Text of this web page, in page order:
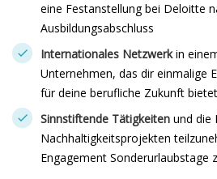
eine Festanstellung bei Deloitte
Ausbildungsabschluss
Internationales Netzwerkin
Unternehmen, das dir einmalige
für deine berufliche Zukunft bietet
Sinnstiftende Tätigkeiten und die
Nachhaltigkeitsprojekten
Engagement Sonderurlaubstage